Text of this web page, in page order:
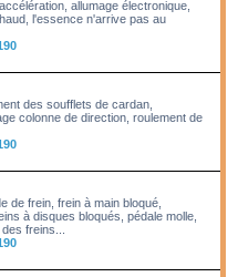
allumage électronique,
l'essence n'arrive pas au
des soufflets de cardan,
colonne de direction, roulement de
de frein, frein à main bloqué,
à disques bloqués, pédale molle,
freins...